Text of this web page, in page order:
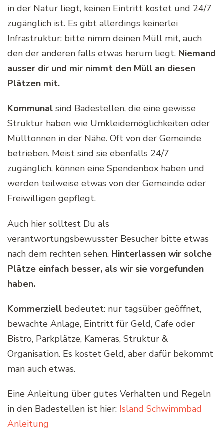
in der Natur liegt, keinen Eintritt kostet und 24/7
zugänglich ist. Es gibt allerdings keinerlei
Infrastruktur: bitte nimm deinen Müll mit, auch
den der anderen falls etwas herum liegt. Niemand
ausser dir und mir nimmt den Müll an diesen
Plätzen mit.
Kommunal sind Badestellen, die eine gewisse
Struktur haben wie Umkleidemöglichkeiten oder
Mülltonnen in der Nähe. Oft von der Gemeinde
betrieben. Meist sind sie ebenfalls 24/7
zugänglich, können eine Spendenbox haben und
werden teilweise etwas von der Gemeinde oder
Freiwilligen gepflegt.
Auch hier solltest Du als
verantwortungsbewusster Besucher bitte etwas
nach dem rechten sehen. Hinterlassen wir solche
Plätze einfach besser, als wir sie vorgefunden
haben.
Kommerziell bedeutet: nur tagsüber geöffnet,
bewachte Anlage, Eintritt für Geld, Cafe oder
Bistro, Parkplätze, Kameras, Struktur &
Organisation. Es kostet Geld, aber dafür bekommt
man auch etwas.
Eine Anleitung über gutes Verhalten und Regeln
in den Badestellen ist hier: Island Schwimmbad
Anleitung